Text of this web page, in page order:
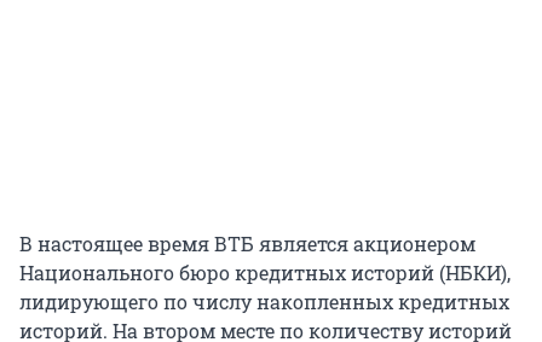
В настоящее время ВТБ является акционером
Национального бюро кредитных историй (НБКИ),
лидирующего по числу накопленных кредитных
историй. На втором месте по количеству историй